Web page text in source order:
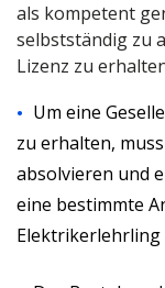
als kompetent
selbstständig zu
Lizenz zu
Um eine
zu erhalten,
absolvieren und
eine bestimmte
Elektrikerlehrling